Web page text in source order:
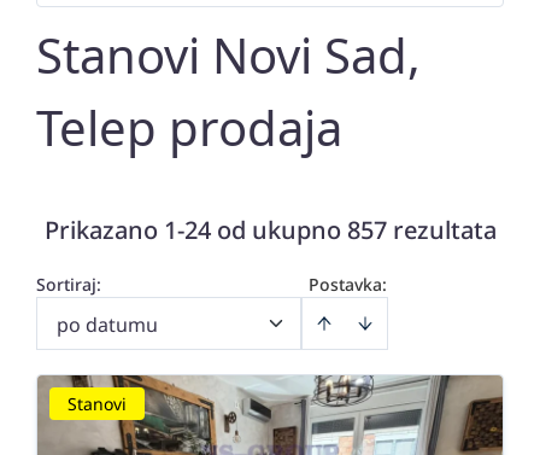
Stanovi Novi Sad,
Telep prodaja
Prikazano 1-24 od ukupno 857 rezultata
Postavka:
Sortiraj:
po datumu
Stanovi